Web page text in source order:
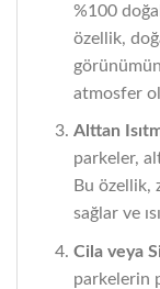
%100
özellik,
atmosfer
Alttan
parkeler,
Bu özellik,
sağlar ve
Cila veya
parkelerin